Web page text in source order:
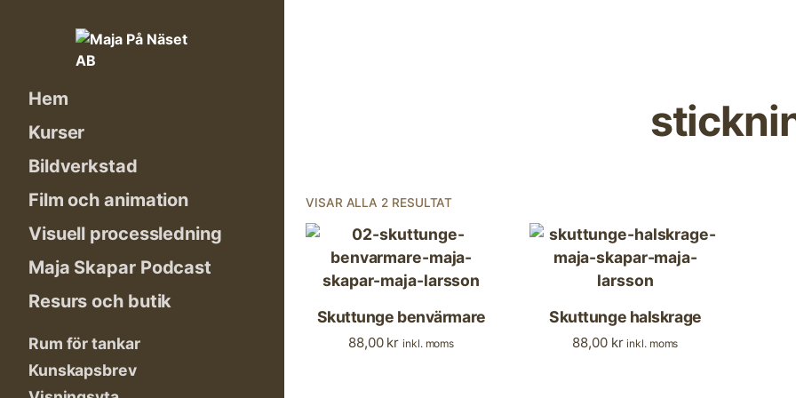
Hem
Kurser
Bildverkstad
Film och animation
Visuell processledning
Maja Skapar Podcast
Resurs och butik
Rum för tankar
Kunskapsbrev
VISAR ALLA 2 RESULTAT
Skuttunge benvärmare
88,00 kr inkl. moms
Skuttunge halskrage
88,00 kr inkl. moms